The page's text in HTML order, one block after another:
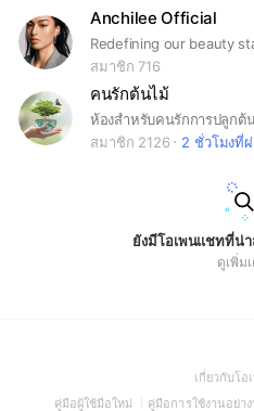
Anchilee Official
สมาชิก 716
คนรักต้นไม้
สมาชิก 2126
2 ชั่วโมงที่
ยังมีโอเพนแชทที่น่
ดูเพิ่ม
เกี่ยวกับโอ
คู่มือผู้ใช้มือใหม่ (Open
คู่มือการใช้งานอย่า